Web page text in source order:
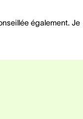
également. Je